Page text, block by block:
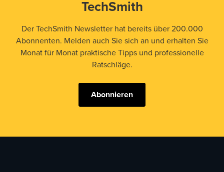
TechSmith
Der TechSmith Newsletter hat bereits über 200.000
Abonnenten. Melden auch Sie sich an und erhalten Sie
Monat für Monat praktische Tipps und professionelle
Ratschläge.
Abonnieren